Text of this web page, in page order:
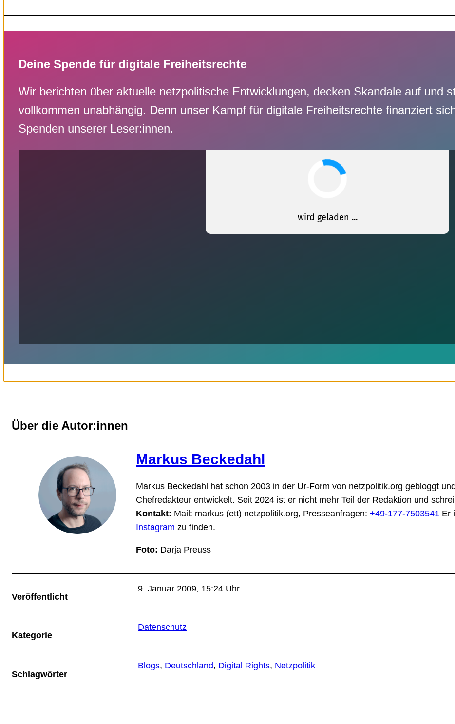
Deine Spende für digitale Freiheitsrechte
Wir berichten über aktuelle netzpolitische Entwicklungen, decken Skandale auf und
vollkommen unabhängig. Denn unser Kampf für digitale Freiheitsrechte finanziert
Spenden unserer Leser:innen.
Über die Autor:innen
Markus Beckedahl
Markus Beckedahl hat schon 2003 in der Ur-Form von netzpolitik.org gebloggt
Chefredakteur entwickelt. Seit 2024 ist er nicht mehr Teil der Redaktion und
Kontakt: Mail: markus (ett) netzpolitik.org, Presseanfragen: +49-177-7503541 Er
Instagram zu finden.
Foto: Darja Preuss
Veröffentlicht
9. Januar 2009, 15:24 Uhr
Kategorie
Datenschutz
Schlagwörter
Blogs, Deutschland, Digital Rights, Netzpolitik